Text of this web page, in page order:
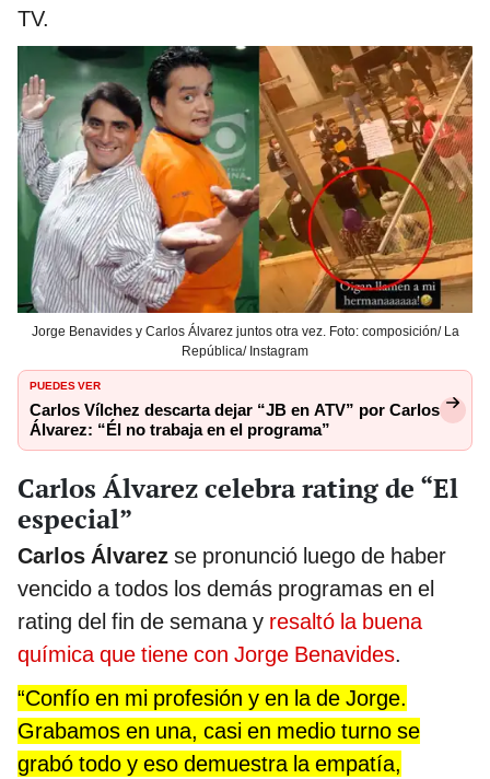
TV.
Jorge Benavides y Carlos Álvarez juntos otra vez. Foto: composición/ La
República/ Instagram
PUEDES VER
Carlos Vílchez descarta dejar “JB en ATV” por Carlos
Álvarez: “Él no trabaja en el programa”
Carlos Álvarez celebra rating de “El
especial”
Carlos Álvarez se pronunció luego de haber
vencido a todos los demás programas en el
rating del fin de semana y resaltó la buena
química que tiene con Jorge Benavides.
“Confío en mi profesión y en la de Jorge.
Grabamos en una, casi en medio turno se
grabó todo y eso demuestra la empatía,